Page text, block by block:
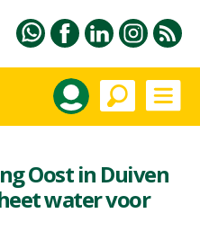
Oost in Duiven
water voor